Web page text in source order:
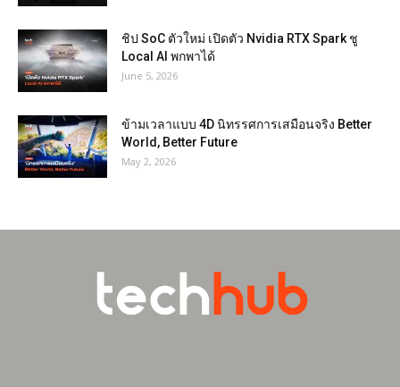
ชิป SoC ตัวใหม่ เปิดตัว Nvidia RTX Spark ชู
Local AI พกพาได้
June 5, 2026
ข้ามเวลาแบบ 4D นิทรรศการเสมือนจริง Better
World, Better Future
May 2, 2026